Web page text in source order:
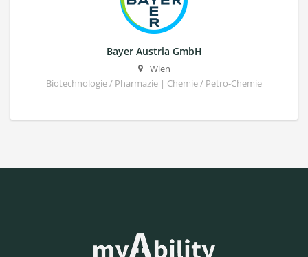
Bayer Austria GmbH
Wien
Biotechnologie / Pharmazie | Chemie / Petro-Chemie